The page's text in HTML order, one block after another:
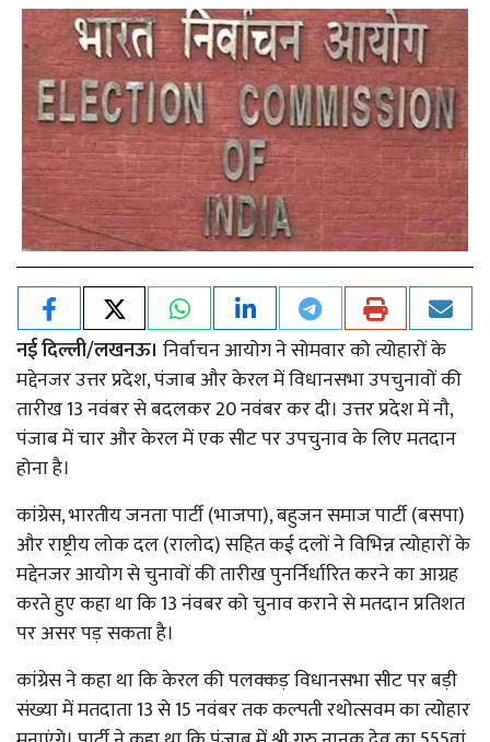
नई दिल्ली/लखनऊ। निर्वाचन आयोग ने सोमवार को त्योहारों के
मद्देनजर उत्तर प्रदेश, पंजाब और केरल में विधानसभा उपचुनावों की
तारीख 13 नवंबर से बदलकर 20 नवंबर कर दी। उत्तर प्रदेश में नौ,
पंजाब में चार और केरल में एक सीट पर उपचुनाव के लिए मतदान
होना है।
कांग्रेस, भारतीय जनता पार्टी (भाजपा), बहुजन समाज पार्टी (बसपा)
और राष्ट्रीय लोक दल (रालोद) सहित कई दलों ने विभिन्न त्योहारों के
मद्देनजर आयोग से चुनावों की तारीख पुनर्निर्धारित करने का आग्रह
करते हुए कहा था कि 13 नंवबर को चुनाव कराने से मतदान प्रतिशत
पर असर पड़ सकता है।
कांग्रेस ने कहा था कि केरल की पलक्कड़ विधानसभा सीट पर बड़ी
संख्या में मतदाता 13 से 15 नवंबर तक कल्पती रथोत्सवम का त्योहार